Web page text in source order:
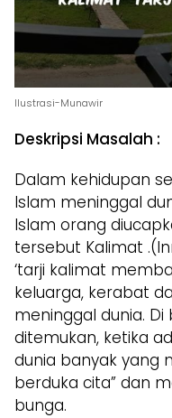
Ilustrasi-Munawir
Deskripsi Masalah :
Dalam kehidupan
Islam meninggal
Islam orang
tersebut Kalimat
‘tarji kalimat
keluarga, kerabat
meninggal dunia.
ditemukan, ketika
dunia banyak yang
berduka cita” dan
bunga.